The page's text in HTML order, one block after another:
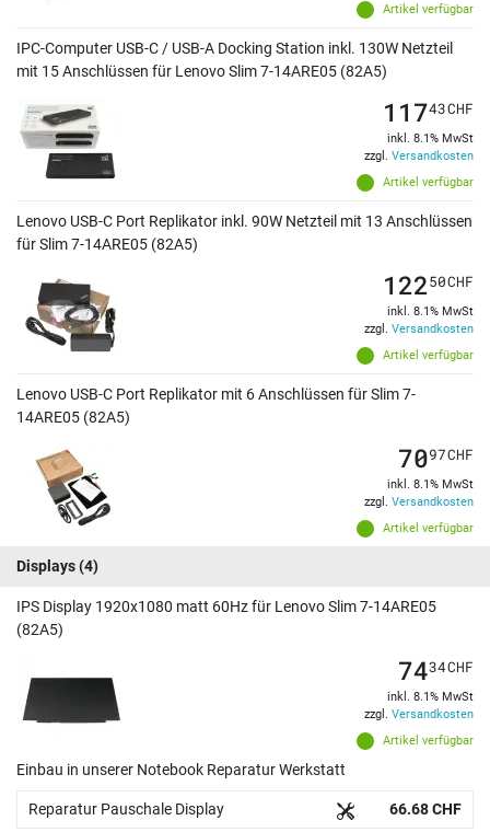
Artikel verfügbar
IPC-Computer USB-C / USB-A Docking Station inkl. 130W Netzteil
mit 15 Anschlüssen für Lenovo Slim 7-14ARE05 (82A5)
Artikel verfügbar
11743CHF
inkl. 8.1% MwSt
zzgl. Versandkosten
Lenovo USB-C Port Replikator inkl. 90W Netzteil mit 13 Anschlüssen
für Slim 7-14ARE05 (82A5)
Artikel verfügbar
12250CHF
inkl. 8.1% MwSt
zzgl. Versandkosten
Lenovo USB-C Port Replikator mit 6 Anschlüssen für Slim 7-
14ARE05 (82A5)
Artikel verfügbar
7097CHF
inkl. 8.1% MwSt
zzgl. Versandkosten
Displays(4)
IPS Display 1920x1080 matt 60Hz für Lenovo Slim 7-14ARE05
(82A5)
Artikel verfügbar
7434CHF
inkl. 8.1% MwSt
zzgl. Versandkosten
Einbau in unserer Notebook Reparatur Werkstatt
Reparatur Pauschale Display 66.68 CHF